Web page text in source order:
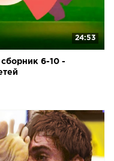
24:53
6-10 -